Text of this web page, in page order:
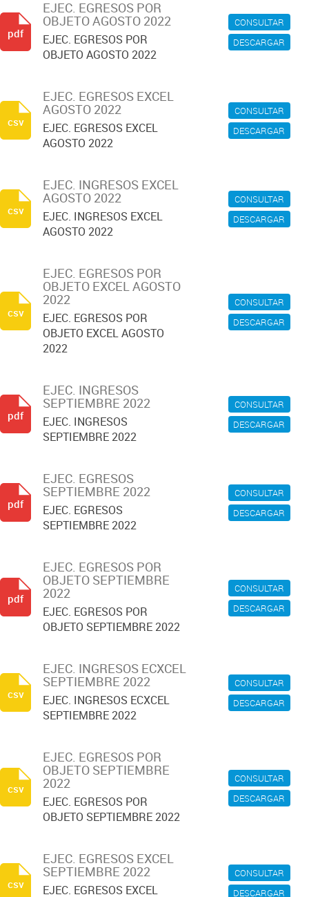
CONSULTAR
DESCARGAR
EJEC. EGRESOS POR
OBJETO AGOSTO 2022
EJEC. EGRESOS POR
OBJETO AGOSTO 2022
pdf
CONSULTAR
DESCARGAR
EJEC. EGRESOS EXCEL
AGOSTO 2022
EJEC. EGRESOS EXCEL
AGOSTO 2022
csv
CONSULTAR
DESCARGAR
EJEC. INGRESOS EXCEL
AGOSTO 2022
EJEC. INGRESOS EXCEL
AGOSTO 2022
csv
CONSULTAR
DESCARGAR
EJEC. EGRESOS POR
OBJETO EXCEL AGOSTO
2022
EJEC. EGRESOS POR
OBJETO EXCEL AGOSTO
2022
csv
CONSULTAR
DESCARGAR
EJEC. INGRESOS
SEPTIEMBRE 2022
EJEC. INGRESOS
SEPTIEMBRE 2022
pdf
CONSULTAR
DESCARGAR
EJEC. EGRESOS
SEPTIEMBRE 2022
EJEC. EGRESOS
SEPTIEMBRE 2022
pdf
CONSULTAR
DESCARGAR
EJEC. EGRESOS POR
OBJETO SEPTIEMBRE
2022
EJEC. EGRESOS POR
OBJETO SEPTIEMBRE 2022
pdf
CONSULTAR
DESCARGAR
EJEC. INGRESOS ECXCEL
SEPTIEMBRE 2022
EJEC. INGRESOS ECXCEL
SEPTIEMBRE 2022
csv
CONSULTAR
DESCARGAR
EJEC. EGRESOS POR
OBJETO SEPTIEMBRE
2022
EJEC. EGRESOS POR
OBJETO SEPTIEMBRE 2022
csv
CONSULTAR
DESCARGAR
EJEC. EGRESOS EXCEL
SEPTIEMBRE 2022
EJEC. EGRESOS EXCEL
csv